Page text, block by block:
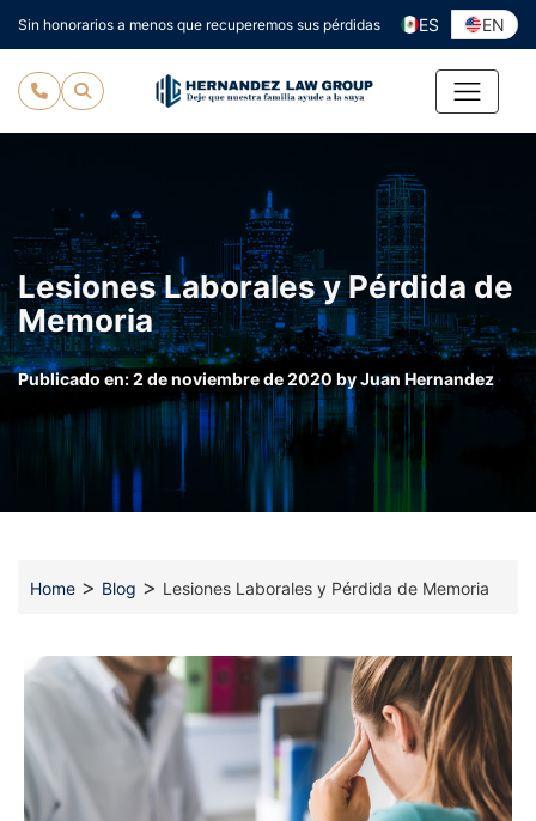
al
contenido
Sin honorarios a menos que recuperemos sus pérdidas ES EN
Lesiones Laborales y Pérdida de
Memoria
Publicado en:2 de noviembre de 2020 byJuan Hernandez
Home > Blog > Lesiones Laborales y Pérdida de Memoria